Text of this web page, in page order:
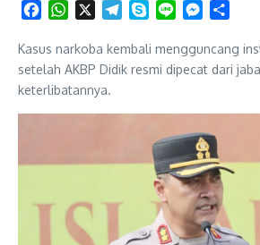
FacebookWhatsAppTelegramSkypeLine
Kasus narkoba kembali mengguncang
setelah AKBP Didik resmi dipecat dari
keterlibatannya.